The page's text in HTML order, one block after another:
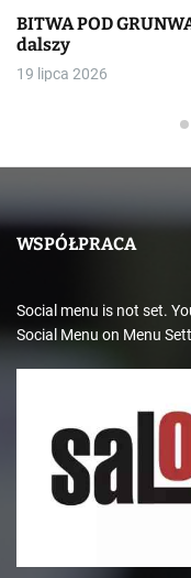
BITWA POD
19 lipca 2026
WSPÓŁPRACA
Social menu is not set.
Social Menu on Menu